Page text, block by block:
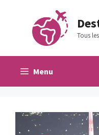
contenu
Tous
Menu